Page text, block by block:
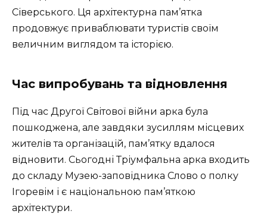
Сіверського. Ця архітектурна пам’ятка
продовжує приваблювати туристів своїм
величним виглядом та історією.
Час випробувань та відновлення
Під час Другої Світової війни арка була
пошкоджена, але завдяки зусиллям місцевих
жителів та організацій, пам’ятку вдалося
відновити. Сьогодні Тріумфальна арка входить
до складу Музею-заповідника Слово о полку
Ігоревім і є національною пам’яткою
архітектури.